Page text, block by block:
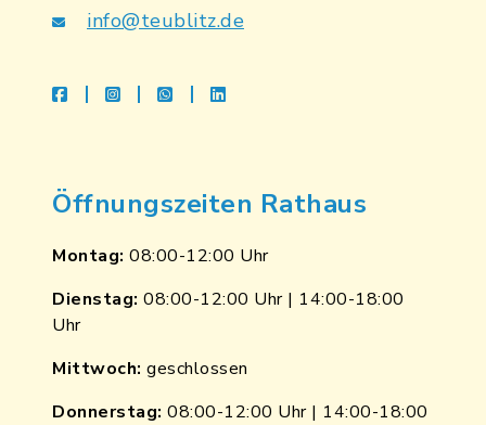
info@teublitz.de
facebookinstagramwhatsapplinkedin
Öffnungszeiten Rathaus
Montag: 08:00-12:00 Uhr
Dienstag: 08:00-12:00 Uhr | 14:00-18:00
Uhr
Mittwoch: geschlossen
Donnerstag: 08:00-12:00 Uhr | 14:00-18:00